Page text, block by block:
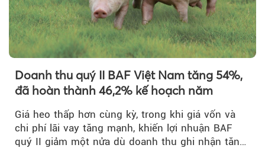
Doanh thu quý II BAF Việt Nam tăng 54%,
đã hoàn thành 46,2% kế hoạch năm
Giá heo thấp hơn cùng kỳ, trong khi giá vốn và
chi phí lãi vay tăng mạnh, khiến lợi nhuận BAF
quý II giảm một nửa dù doanh thu ghi nhận tăng